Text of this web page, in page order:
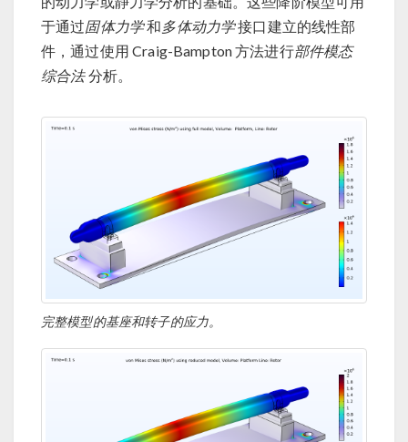
于通过固体力学和多体动力学接口建立的线性部
件，通过使用 Craig-Bampton 方法进行部件模态
综合法分析。
完整模型的基座和转子的应力。